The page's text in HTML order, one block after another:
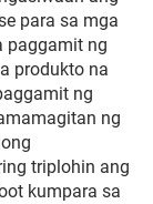
para sa mga
paggamit ng
produkto na
ng
ng
triplohin ang
kumpara sa